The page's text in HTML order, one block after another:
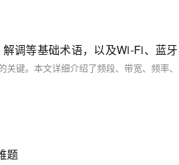
调等基础术语，以及Wi-Fi、蓝
题